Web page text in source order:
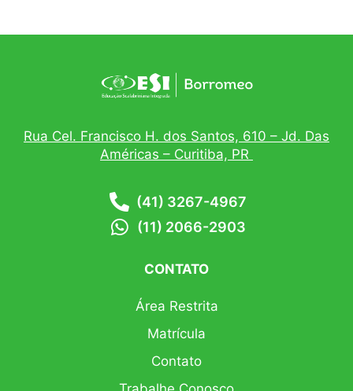
Rua Cel. Francisco H. dos Santos, 610 – Jd. Das
Américas – Curitiba, PR
(41) 3267-4967
(11) 2066-2903
CONTATO
Área Restrita
Matrícula
Contato